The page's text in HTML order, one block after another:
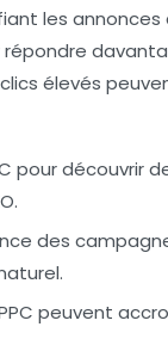
les
élevés
pour découvrir
.
des
peuvent